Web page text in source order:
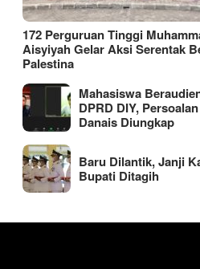
172 Perguruan Tinggi
Aisyiyah Gelar Aksi Serentak
Palestina
Mahasiswa
DPRD DIY,
Danais Diungkap
Baru Dilantik, Janji
Bupati Ditagih